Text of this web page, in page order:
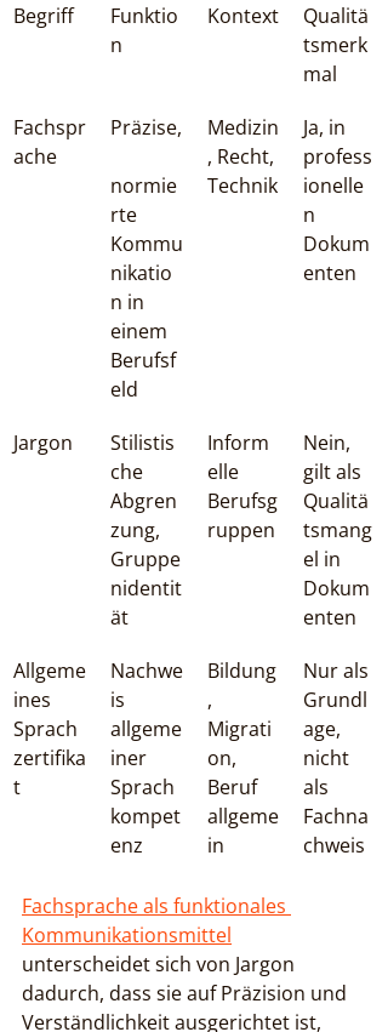
Begriff
Funktio
n
Kontext
Qualitä
tsmerk
mal
Fachspr
ache
Präzise,
normie
rte
Kommu
nikatio
n in
einem
Berufsf
eld
Medizin
, Recht,
Technik
Ja, in
profess
ionelle
n
Dokum
enten
Jargon
Stilistis
che
Abgren
zung,
Gruppe
nidentit
ät
Inform
elle
Berufsg
ruppen
Nein,
gilt als
Qualitä
tsmang
el in
Dokum
enten
Allgeme
ines
Sprach
zertifika
t
Nachwe
is
allgeme
iner
Sprach
kompet
enz
Bildung
,
Migrati
on,
Beruf
allgeme
in
Nur als
Grundl
age,
nicht
als
Fachna
chweis
Fachsprache als funktionales
Kommunikationsmittel
unterscheidet sich von Jargon
dadurch, dass sie auf Präzision und
Verständlichkeit ausgerichtet ist,